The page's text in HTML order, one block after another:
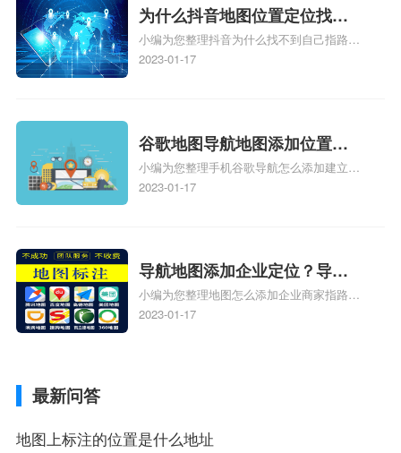
相关地图标注知识，详情可查看下方正文！
为什么抖音地图位置定位找不
到了？抖音为什么找不到当前
定位了？
小编为您整理抖音为什么找不到自己指路人
地图标注服务中心铺的位置、地图位置更新
服务中心位置、抖音突然不显示定位了相关
地图标注知识，详情可查看下方正文！
2023-01-17
谷歌地图导航地图添加位置？
添加谷歌地图导航位置？
小编为您整理手机谷歌导航怎么添加建立多
人位置、如何在地图，谷歌地图添加公司位
2023-01-17
导航地图添加企业定位？导航
定位企业？
小编为您整理地图怎么添加企业商家指路人
地图标注服务中心铺名称、地图怎么添加企
2023-01-17
最新问答
地图上标注的位置是什么地址